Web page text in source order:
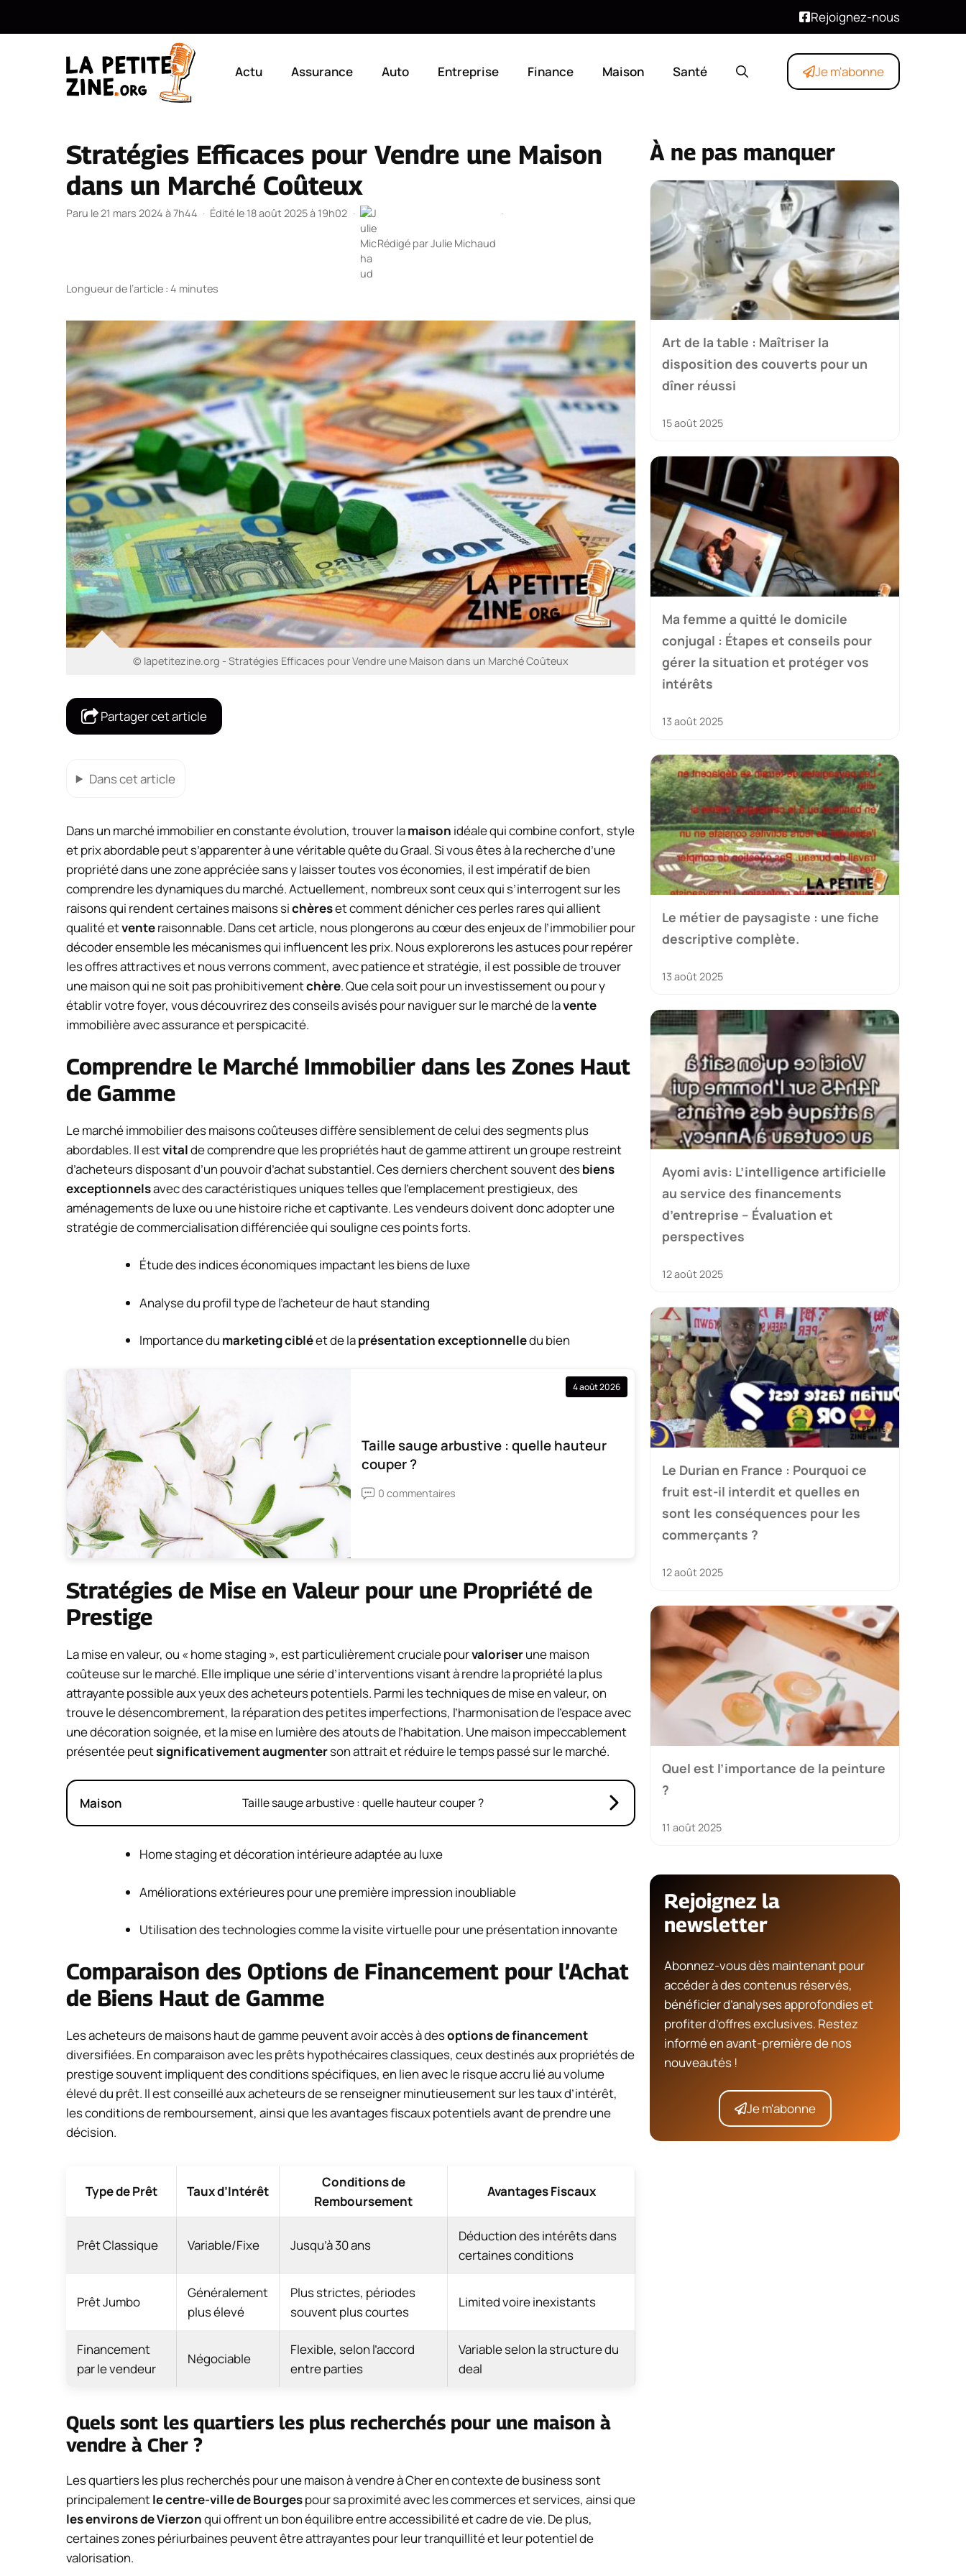
Rejoignez-nous
Actu Assurance Auto Entreprise Finance Maison Santé Je m'abonne
Stratégies Efficaces pour Vendre une Maison
dans un Marché Coûteux
Paru le 21 mars 2024 à 7h44 · Édité le 18 août 2025 à 19h02 ·
Rédigé parJulie Michaud
·
Longueur de l’article : 4 minutes
© lapetitezine.org - Stratégies Efficaces pour Vendre une Maison dans un Marché Coûteux
Partager cet article
Dans cet article
Dans un marché immobilier en constante évolution, trouver lamaison idéale qui combine confort, style
et prix abordable peut s’apparenter à une véritable quête du Graal. Si vous êtes à la recherche d’une
propriété dans une zone appréciée sans y laisser toutes vos économies, il est impératif de bien
comprendre les dynamiques du marché. Actuellement, nombreux sont ceux qui s’interrogent sur les
raisons qui rendent certaines maisons sichèreset comment dénicher ces perles rares qui allient
qualité etventeraisonnable. Dans cet article, nous plongerons au cœur des enjeux de l’immobilier pour
décoder ensemble les mécanismes qui influencent les prix. Nous explorerons les astuces pour repérer
les offres attractives et nous verrons comment, avec patience et stratégie, il est possible de trouver
une maison qui ne soit pas prohibitivementchère. Que cela soit pour un investissement ou pour y
établir votre foyer, vous découvrirez des conseils avisés pour naviguer sur le marché de lavente
immobilière avec assurance et perspicacité.
Comprendre le Marché Immobilier dans les Zones Haut
de Gamme
Le marché immobilier des maisons coûteuses diffère sensiblement de celui des segments plus
abordables. Il estvitalde comprendre que les propriétés haut de gamme attirent un groupe restreint
d’acheteurs disposant d’un pouvoir d’achat substantiel. Ces derniers cherchent souvent desbiens
exceptionnelsavec des caractéristiques uniques telles que l’emplacement prestigieux, des
aménagements de luxe ou une histoire riche et captivante. Les vendeurs doivent donc adopter une
stratégie de commercialisation différenciée qui souligne ces points forts.
Étude des indices économiques impactant les biens de luxe
Analyse du profil type de l’acheteur de haut standing
Importance du marketing cibléet de laprésentation exceptionnelledu bien
4 août 2026
Taille sauge arbustive : quelle hauteur
couper ?
0 commentaires
Stratégies de Mise en Valeur pour une Propriété de
Prestige
La mise en valeur, ou « home staging », est particulièrement cruciale pourvaloriserune maison
coûteuse sur le marché. Elle implique une série d’interventions visant à rendre la propriété la plus
attrayante possible aux yeux des acheteurs potentiels. Parmi les techniques de mise en valeur, on
trouve le désencombrement, la réparation des petites imperfections, l’harmonisation de l’espace avec
une décoration soignée, et la mise en lumière des atouts de l’habitation. Une maison impeccablement
présentée peutsignificativement augmenterson attrait et réduire le temps passé sur le marché.
Maison Taille sauge arbustive : quelle hauteur couper ?
Home staging et décoration intérieure adaptée au luxe
Améliorations extérieures pour une première impression inoubliable
Utilisation des technologies comme la visite virtuelle pour une présentation innovante
Comparaison des Options de Financement pour l’Achat
de Biens Haut de Gamme
Les acheteurs de maisons haut de gamme peuvent avoir accès à desoptions de financement
diversifiées. En comparaison avec les prêts hypothécaires classiques, ceux destinés aux propriétés de
prestige souvent impliquent des conditions spécifiques, en lien avec le risque accru lié au volume
élevé du prêt. Il est conseillé aux acheteurs de se renseigner minutieusement sur les taux d’intérêt,
les conditions de remboursement, ainsi que les avantages fiscaux potentiels avant de prendre une
décision.
Type de Prêt Taux d’Intérêt
Conditions de
Remboursement
Avantages Fiscaux
Prêt Classique Variable/Fixe Jusqu’à 30 ans
Déduction des intérêts dans
certaines conditions
Prêt Jumbo
Généralement
plus élevé
Plus strictes, périodes
souvent plus courtes
Limited voire inexistants
Financement
par le vendeur
Négociable
Flexible, selon l’accord
entre parties
Variable selon la structure du
deal
Quels sont les quartiers les plus recherchés pour une maison à
vendre à Cher ?
Les quartiers les plus recherchés pour une maison à vendre à Cher en contexte de business sont
principalementle centre-ville de Bourgespour sa proximité avec les commerces et services, ainsi que
les environs de Vierzonqui offrent un bon équilibre entre accessibilité et cadre de vie. De plus,
certaines zones périurbaines peuvent être attrayantes pour leur tranquillité et leur potentiel de
valorisation.
À ne pas manquer
Art de la table : Maîtriser la
disposition des couverts pour un
dîner réussi
15 août 2025
Ma femme a quitté le domicile
conjugal : Étapes et conseils pour
gérer la situation et protéger vos
intérêts
13 août 2025
Le métier de paysagiste : une fiche
descriptive complète.
13 août 2025
Ayomi avis: L’intelligence artificielle
au service des financements
d’entreprise – Évaluation et
perspectives
12 août 2025
Le Durian en France : Pourquoi ce
fruit est-il interdit et quelles en
sont les conséquences pour les
commerçants ?
12 août 2025
Quel est l’importance de la peinture
?
11 août 2025
Rejoignez la
newsletter
Abonnez-vous dès maintenant pour
accéder à des contenus réservés,
bénéficier d’analyses approfondies et
profiter d’offres exclusives. Restez
informé en avant-première de nos
nouveautés !
Je m'abonne